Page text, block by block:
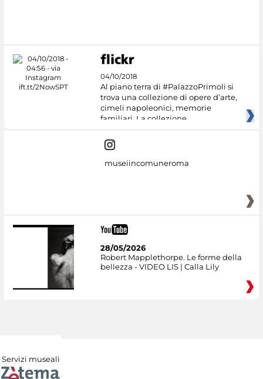
04/10/2018
Al piano terra di #PalazzoPrimoli si
trova una collezione di opere d’arte,
cimeli napoleonici, memorie
familiari. La collezione
museiincomuneroma
28/05/2026
Robert Mapplethorpe. Le forme della
bellezza - VIDEO LIS | Calla Lily
Servizi museali